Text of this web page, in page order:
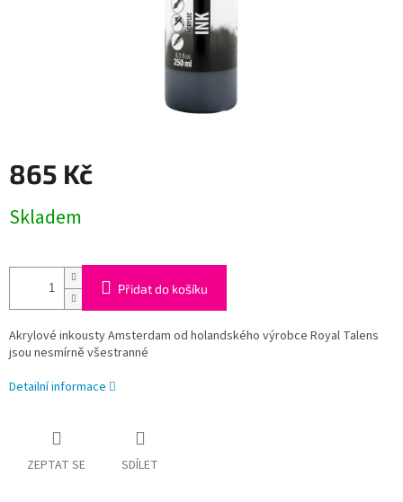
865 Kč
cena:
Skladem
Přidat do košíku
Akrylové inkousty Amsterdam od holandského výrobce Royal Talens
jsou nesmírně všestranné
Detailní informace
ZEPTAT SE SDÍLET